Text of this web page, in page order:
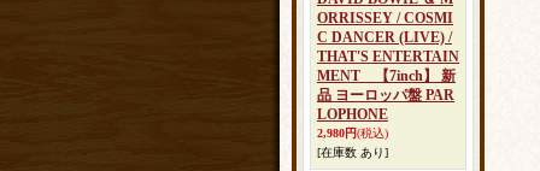
ORRISSEY / COSMI
C DANCER (LIVE) /
THAT'S ENTERTAIN
MENT 【7inch】 新
品 ヨーロッパ盤 PAR
LOPHONE
2,980円(税込)
[在庫数 あり]